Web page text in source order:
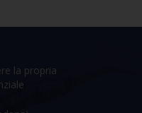
la propria